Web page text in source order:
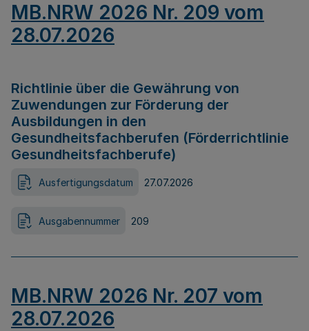
MB.NRW 2026 Nr. 209 vom
28.07.2026
Richtlinie über die Gewährung von
Zuwendungen zur Förderung der
Ausbildungen in den
Gesundheitsfachberufen (Förderrichtlinie
Gesundheitsfachberufe)
Ausfertigungsdatum 27.07.2026
Ausgabennummer 209
MB.NRW 2026 Nr. 207 vom
28.07.2026